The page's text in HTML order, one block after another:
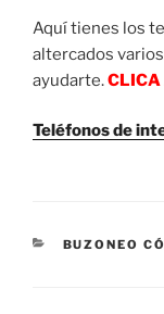
Aquí tienes los
altercados
ayudarte.CLICA
Teléfonos de
CATEGORIES
BUZONEO